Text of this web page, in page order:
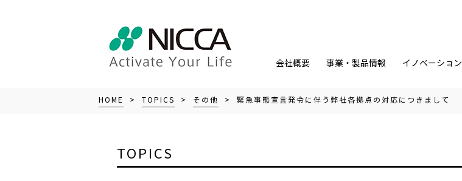
会社概要 事業・製品情報 イノベーション
HOME > TOPICS > その他 > 緊急事態宣言発令に伴う弊社各拠点の対応につきまして
TOPICS